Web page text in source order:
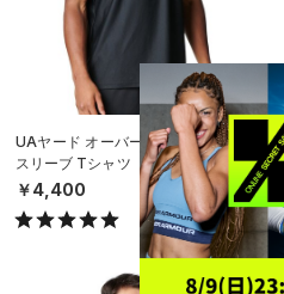
UAヤード オーバーサイズ ショート
スリーブ Tシャツ（ベースボール/M
EN）
￥4,400